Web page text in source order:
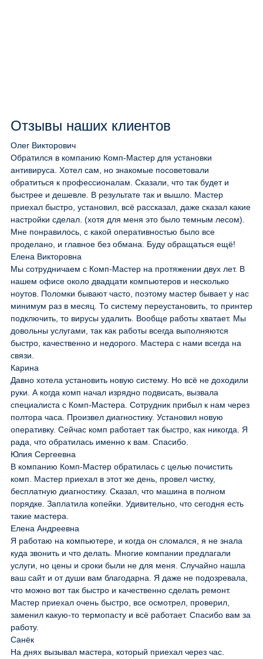
Отзывы наших клиентов
Олег Викторович
Обратился в компанию Комп-Мастер для установки
антивируса. Хотел сам, но знакомые посоветовали
обратиться к профессионалам. Сказали, что так будет и
быстрее и дешевле. В результате так и вышло. Мастер
приехал быстро, установил, всё рассказал, даже сказал какие
настройки сделал. (хотя для меня это было темным лесом).
Мне понравилось, с какой оперативностью было все
проделано, и главное без обмана. Буду обращаться ещё!
Елена Викторовна
Мы сотрудничаем с Комп-Мастер на протяжении двух лет. В
нашем офисе около двадцати компьютеров и несколько
ноутов. Поломки бывают часто, поэтому мастер бывает у нас
минимум раз в месяц. То систему переустановить, то принтер
подключить, то вирусы удалить. Вообще работы хватает. Мы
довольны услугами, так как работы всегда выполняются
быстро, качественно и недорого. Мастера с нами всегда на
связи.
Карина
Давно хотела установить новую систему. Но всё не доходили
руки. А когда комп начал изрядно подвисать, вызвала
специалиста с Комп-Мастера. Сотрудник прибыл к нам через
полтора часа. Произвел диагностику. Установил новую
оперативку. Сейчас комп работает так быстро, как никогда. Я
рада, что обратилась именно к вам. Спасибо.
Юлия Сергеевна
В компанию Комп-Мастер обратилась с целью почистить
комп. Мастер приехал в этот же день, провел чистку,
бесплатную диагностику. Сказал, что машина в полном
порядке. Заплатила копейки. Удивительно, что сегодня есть
такие мастера.
Елена Андреевна
Я работаю на компьютере, и когда он сломался, я не знала
куда звонить и что делать. Многие компании предлагали
услуги, но цены и сроки были не для меня. Случайно нашла
ваш сайт и от души вам благодарна. Я даже не подозревала,
что можно вот так быстро и качественно сделать ремонт.
Мастер приехал очень быстро, все осмотрел, проверил,
заменил какую-то термопасту и всё работает. Спасибо вам за
работу.
Санёк
На днях вызывал мастера, который приехал через час.